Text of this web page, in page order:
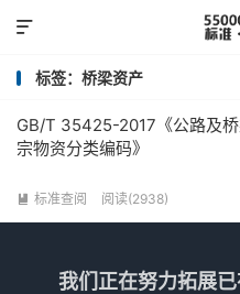

标签：桥梁资产
GB/T 35425-2017《公路及
宗物资分类编码》
 标准查阅 阅读(2938)
我们正在努力拓展